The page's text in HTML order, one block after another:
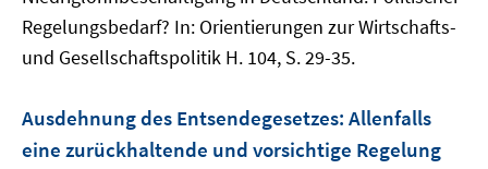
Regelungsbedarf? In: Orientierungen zur Wirtschafts-
und Gesellschaftspolitik H. 104, S. 29-35.
Ausdehnung des Entsendegesetzes: Allenfalls
eine zurückhaltende und vorsichtige Regelung